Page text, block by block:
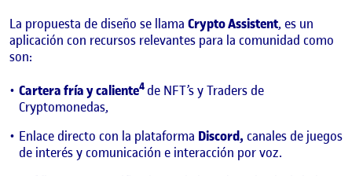
La propuesta de diseño se llama Crypto Assistent, es un
aplicación con recursos relevantes para la comunidad como
son:
Cartera fría y caliente4 de NFT’s y Traders de
Cryptomonedas,
Enlace directo con la plataforma Discord, canales de juegos
de interés y comunicación e interacción por voz.